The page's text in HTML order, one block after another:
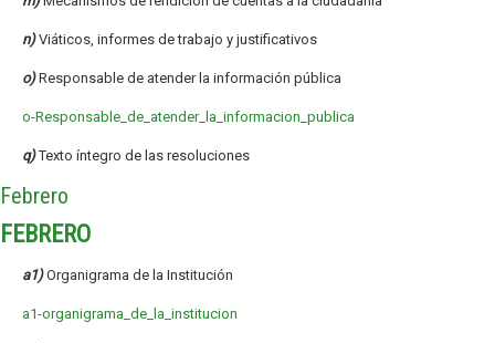
n)Viáticos, informes de trabajo y justificativos
o)Responsable de atender la información pública
o-Responsable_de_atender_la_informacion_publica
q) Texto íntegro de las resoluciones
Febrero
FEBRERO
a1)Organigrama de la Institución
a1-organigrama_de_la_institucion